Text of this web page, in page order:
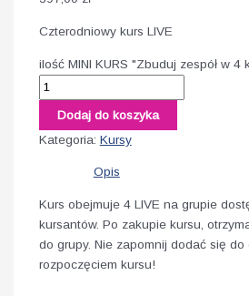
Czterodniowy kurs LIVE
ilość MINI KURS "Zbuduj zespół w 4
Dodaj do koszyka
Kategoria: Kursy
Opis
Kurs obejmuje 4 LIVE na grupie
kursantów. Po zakupie kursu,
do grupy. Nie zapomnij dodać się
rozpoczęciem kursu!